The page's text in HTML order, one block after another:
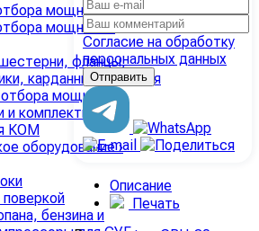
мощности УРАЛ
мощности
фланцы,
карданные валы для
мощности
комплекты
КОМ
оборудование›
поверкой
бензина и
Согласие на обработку
персональных данных
Описание
Печать